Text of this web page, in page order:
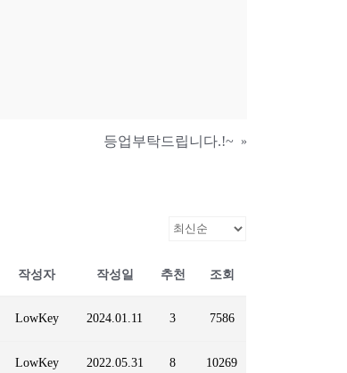
등업부탁드립니다.!~ »
작성자 작성일 추천 조회
LowKey 2024.01.11 3 7586
LowKey 2022.05.31 8 10269